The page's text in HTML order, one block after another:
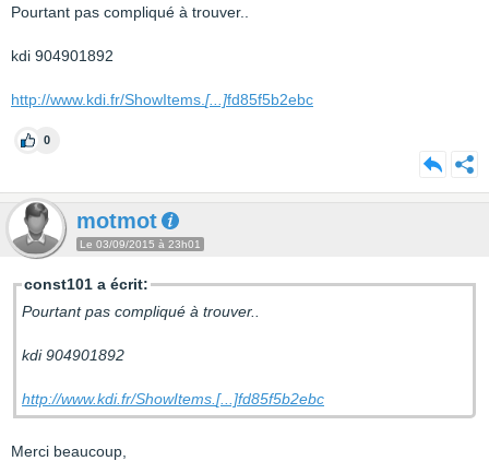
Pourtant pas compliqué à trouver..
kdi 904901892
http://www.kdi.fr/ShowItems. [...]fd85f5b2ebc
0
motmot
Le 03/09/2015 à 23h01
const101 a écrit:
Pourtant pas compliqué à trouver..
kdi 904901892
http://www.kdi.fr/ShowItems. [...]fd85f5b2ebc
Merci beaucoup,